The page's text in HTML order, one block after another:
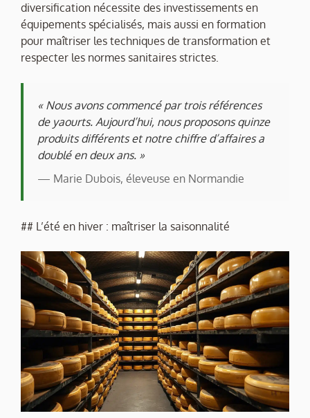
diversification nécessite des investissements en
équipements spécialisés, mais aussi en formation
pour maîtriser les techniques de transformation et
respecter les normes sanitaires strictes.
« Nous avons commencé par trois références
de yaourts. Aujourd’hui, nous proposons quinze
produits différents et notre chiffre d’affaires a
doublé en deux ans. »
— Marie Dubois, éleveuse en Normandie
## L’été en hiver : maîtriser la saisonnalité